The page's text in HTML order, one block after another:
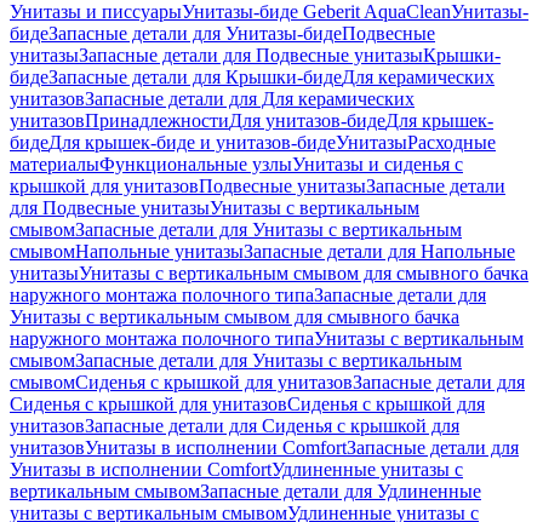
Унитазы и писсуарыУнитазы-биде Geberit AquaCleanУнитазы-
бидеЗапасные детали для Унитазы-бидеПодвесные
унитазыЗапасные детали для Подвесные унитазыКрышки-
бидеЗапасные детали для Крышки-бидеДля керамических
унитазовЗапасные детали для Для керамических
унитазовПринадлежностиДля унитазов-бидеДля крышек-
бидеДля крышек-биде и унитазов-бидеУнитазыРасходные
материалыФункциональные узлыУнитазы и сиденья с
крышкой для унитазовПодвесные унитазыЗапасные детали
для Подвесные унитазыУнитазы с вертикальным
смывомЗапасные детали для Унитазы с вертикальным
смывомНапольные унитазыЗапасные детали для Напольные
унитазыУнитазы с вертикальным смывом для смывного бачка
наружного монтажа полочного типаЗапасные детали для
Унитазы с вертикальным смывом для смывного бачка
наружного монтажа полочного типаУнитазы с вертикальным
смывомЗапасные детали для Унитазы с вертикальным
смывомСиденья с крышкой для унитазовЗапасные детали для
Сиденья с крышкой для унитазовСиденья с крышкой для
унитазовЗапасные детали для Сиденья с крышкой для
унитазовУнитазы в исполнении ComfortЗапасные детали для
Унитазы в исполнении ComfortУдлиненные унитазы с
вертикальным смывомЗапасные детали для Удлиненные
унитазы с вертикальным смывомУдлиненные унитазы с